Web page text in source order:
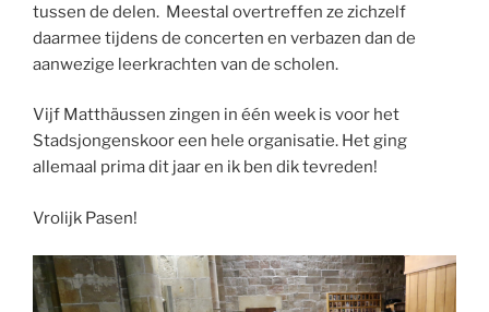
tussen de delen. Meestal overtreffen ze zichzelf
daarmee tijdens de concerten en verbazen dan de
aanwezige leerkrachten van de scholen.
Vijf Matthäussen zingen in één week is voor het
Stadsjongenskoor een hele organisatie. Het ging
allemaal prima dit jaar en ik ben dik tevreden!
Vrolijk Pasen!